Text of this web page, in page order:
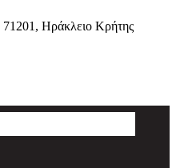
71201 , Ηράκλειο Κρήτης